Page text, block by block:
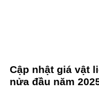
Cập nhật giá vật
nửa đầu năm